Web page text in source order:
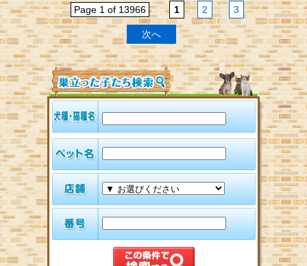
Page 1 of 13966 1 2 3
次へ